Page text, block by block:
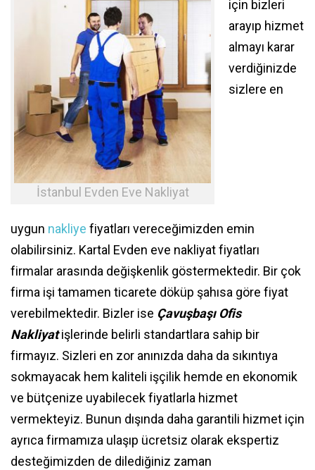
İstanbul Evden Eve Nakliyat
için bizleri
arayıp hizmet
almayı karar
verdiğinizde
sizlere en
uygun nakliye fiyatları vereceğimizden emin
olabilirsiniz. Kartal Evden eve nakliyat fiyatları
firmalar arasında değişkenlik göstermektedir. Bir çok
firma işi tamamen ticarete döküp şahısa göre fiyat
verebilmektedir. Bizler ise Çavuşbaşı Ofis
Nakliyatişlerinde belirli standartlara sahip bir
firmayız. Sizleri en zor anınızda daha da sıkıntıya
sokmayacak hem kaliteli işçilik hemde en ekonomik
ve bütçenize uyabilecek fiyatlarla hizmet
vermekteyiz. Bunun dışında daha garantili hizmet için
ayrıca firmamıza ulaşıp ücretsiz olarak ekspertiz
desteğimizden de dilediğiniz zaman